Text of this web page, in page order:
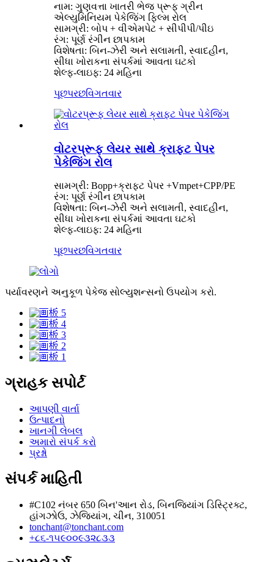
નામ: ગુણવત્તા ખાતરી ભેજ પ્રૂફ ગ્રીન
એલ્યુમિનિયમ પેકેજિંગ ફિલ્મ રોલ
સામગ્રી: બોપ + વીએમપેટ + સીપીપી/પીઇ
રંગ: પૂર્ણ રંગીન છાપકામ
વિશેષતા: બિન-ઝેરી અને સલામતી, સ્વાદહીન,
સીધા ખોરાકના સંપર્કમાં આવતા ઘટકો
શેલ્ફ-લાઇફ: 24 મહિના
પૂછપરછવિગતવાર
વોટરપ્રૂફ લેયર સાથે ક્રાફ્ટ પેપર
પેકેજિંગ રોલ
સામગ્રી: Bopp+ક્રાફ્ટ પેપર +Vmpet+CPP/PE
રંગ: પૂર્ણ રંગીન છાપકામ
વિશેષતા: બિન-ઝેરી અને સલામતી, સ્વાદહીન,
સીધા ખોરાકના સંપર્કમાં આવતા ઘટકો
શેલ્ફ-લાઇફ: 24 મહિના
પૂછપરછવિગતવાર
પર્યાવરણને અનુકૂળ પેકેજ સોલ્યુશન્સનો ઉપયોગ કરો.
ગ્રાહક સપોર્ટ
આપણી વાર્તા
ઉત્પાદનો
ખાનગી લેબલ
અમારો સંપર્ક કરો
પ્રશ્નો
સંપર્ક માહિતી
#C102 નંબર 650 બિન'આન રોડ, બિનજિયાંગ ડિસ્ટ્રિક્ટ,
હાંગઝોઉ, ઝેજિયાંગ, ચીન, 310051
tonchant@tonchant.com
+૮૬-૧૫૯૦૦૯૩૨૮૩૩